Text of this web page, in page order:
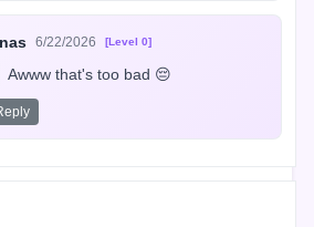
6/22/2026 [Level 0]
Awww that's too bad 😔